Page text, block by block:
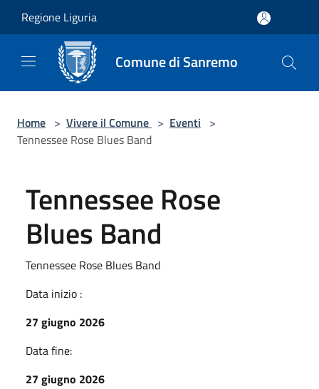
Regione Liguria
Comune di Sanremo
Home > Vivere il Comune > Eventi >
Tennessee Rose Blues Band
Tennessee Rose
Blues Band
Tennessee Rose Blues Band
Data inizio :
27 giugno 2026
Data fine:
27 giugno 2026